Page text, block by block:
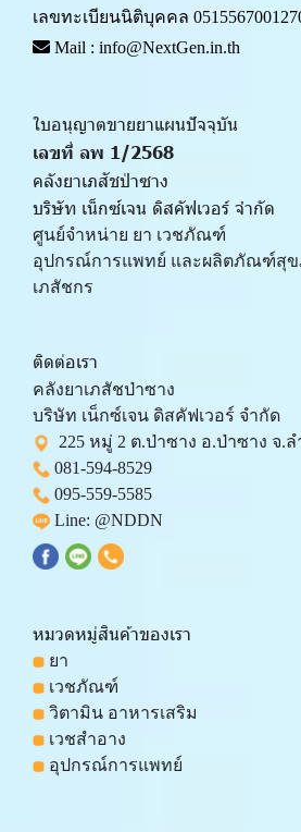
เลขทะเบียนนิติบุคคล
Mail : info@NextGen.in.th
ใบอนุญาตขายยาแผนปัจจุบัน
เลขที่ ลพ 1/2568
คลังยาเภสัชป่าซาง
บริษัท เน็กซ์เจน ดิสคัฟเวอร์ จำกัด
ศูนย์จำหน่าย ยา เวชภัณฑ์
อุปกรณ์การแพทย์ และผลิตภัณฑ์สุข
เภสัชกร
ติดต่อเรา
คลังยาเภสัชป่าซาง
บริษัท เน็กซ์เจน ดิสคัฟเวอร์ จำกัด
225 หมู่ 2 ต.ป่าซาง อ.ป่าซาง จ.ล
081-594-8529
095-559-5585
Line: @NDDN
หมวดหมู่สินค้าของเรา
ยา
เวชภัณฑ์
วิตามิน อาหารเสริม
เวชสำอาง
อุปกรณ์การแพทย์